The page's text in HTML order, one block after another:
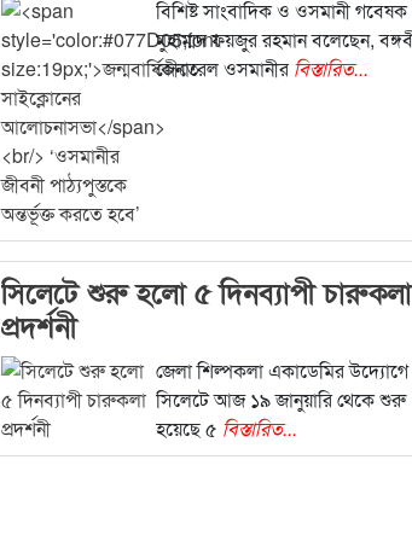
বিশিষ্ট সাংবাদিক ও ওসমানী গবেষক
মুহাম্মদ ফয়জুর রহমান বলেছেন,
জেনারেল ওসমানীরবিস্তারিত...
সিলেটে শুরু হলো ৫ দিনব্যাপী চারুকলা
প্রদর্শনী
জেলা শিল্পকলা একাডেমির উদ্যোগে
সিলেটে আজ ১৯ জানুয়ারি থেকে শুরু
হয়েছে ৫ বিস্তারিত...